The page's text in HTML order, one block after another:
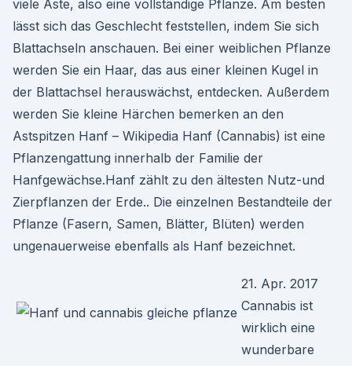
viele Äste, also eine vollständige Pflanze. Am besten
lässt sich das Geschlecht feststellen, indem Sie sich
Blattachseln anschauen. Bei einer weiblichen Pflanze
werden Sie ein Haar, das aus einer kleinen Kugel in
der Blattachsel herauswächst, entdecken. Außerdem
werden Sie kleine Härchen bemerken an den
Astspitzen Hanf – Wikipedia Hanf (Cannabis) ist eine
Pflanzengattung innerhalb der Familie der
Hanfgewächse.Hanf zählt zu den ältesten Nutz-und
Zierpflanzen der Erde.. Die einzelnen Bestandteile der
Pflanze (Fasern, Samen, Blätter, Blüten) werden
ungenauerweise ebenfalls als Hanf bezeichnet.
21. Apr. 2017
Cannabis ist
wirklich eine
wunderbare